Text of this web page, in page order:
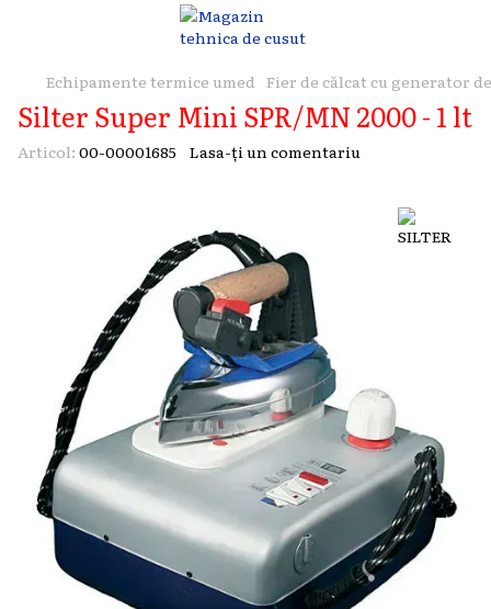
Echipamente termice umed Fier de călcat cu generator
Silter Super Mini SPR/MN 2000 - 1 lt
Articol: 00-00001685 Lasa-ți un comentariu